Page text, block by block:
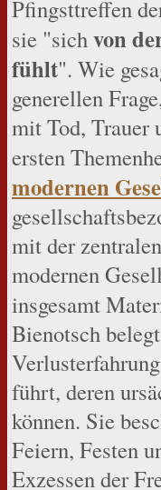
Pfingsttreffen
sie "sichvon
fühlt". Wie
generellen
mit Tod, Trauer
ersten
modernen
mit der
modernen
insgesamt
Bienotsch
führt, deren
können. Sie
Feiern, Festen
Exzessen der